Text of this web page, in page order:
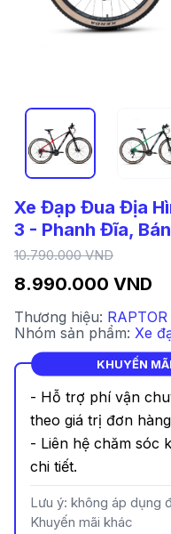
Xe Đạp Đua Địa
3 - Phanh Đĩa,
8.990.000 VND
10.790.000 VND
Thương hiệu: RAPTOR
Nhóm sản phẩm: Xe
KHUYẾN
- Hỗ trợ phí vận
theo giá trị đơn
- Liên hệ chăm sóc
chi tiết.
Lưu ý: không áp dụng
Khuyến mãi khác